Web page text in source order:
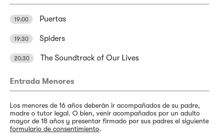
19:00 Puertas
19:30 Spiders
20:30 The Soundtrack of Our Lives
Entrada Menores
Los menores de 16 años deberán ir acompañados de su padre,
madre o tutor legal. O bien, venir acompañados por un adulto
mayor de 18 años y presentar firmado por sus padres el siguiente
formulario de consentimiento.